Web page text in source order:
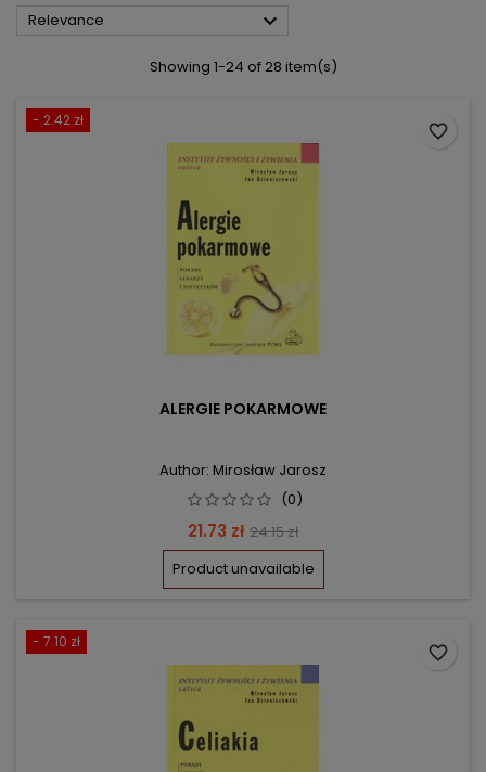
Relevance 
Showing 1-24 of 28 item(s)
- 2.42 zł
ALERGIE POKARMOWE
Author: Mirosław Jarosz
(0)
Price
21.73 zł Regular
price
24.15 zł
Product unavailable
favorite_border
- 7.10 zł
favorite_border